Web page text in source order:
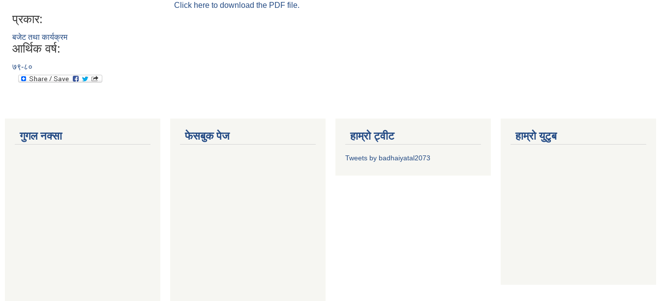
Click here to download the PDF file.
प्रकार:
बजेट तथा कार्यक्रम
आर्थिक वर्ष:
७९-८०
गुगल नक्सा फेसबुक पेज हाम्रो ट्वीट
Tweets by badhaiyatal2073
हाम्रो युटुब